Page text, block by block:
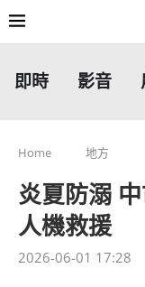
即時 影音
Home 地方
炎夏防溺
人機救援
2026-06-01 17:28